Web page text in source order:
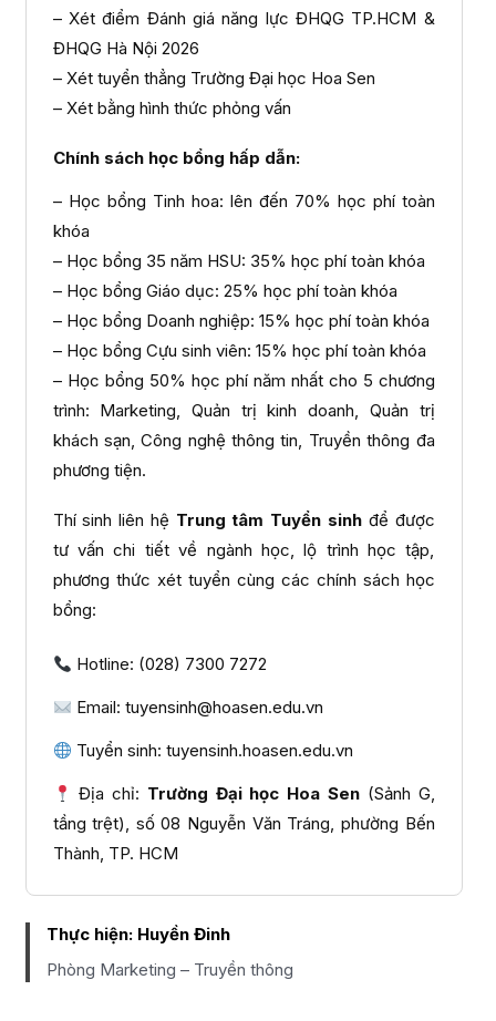
– Xét điểm Đánh giá năng lực ĐHQG TP.HCM &
ĐHQG Hà Nội 2026
– Xét tuyển thẳng Trường Đại học Hoa Sen
– Xét bằng hình thức phỏng vấn
Chính sách học bổng hấp dẫn:
– Học bổng Tinh hoa: lên đến 70% học phí toàn
khóa
– Học bổng 35 năm HSU: 35% học phí toàn khóa
– Học bổng Giáo dục: 25% học phí toàn khóa
– Học bổng Doanh nghiệp: 15% học phí toàn khóa
– Học bổng Cựu sinh viên: 15% học phí toàn khóa
– Học bổng 50% học phí năm nhất cho 5 chương
trình: Marketing, Quản trị kinh doanh, Quản trị
khách sạn, Công nghệ thông tin, Truyền thông đa
phương tiện.
Thí sinh liên hệ Trung tâm Tuyển sinhđể được
tư vấn chi tiết về ngành học, lộ trình học tập,
phương thức xét tuyển cùng các chính sách học
bổng:
Hotline: (028) 7300 7272
Email: tuyensinh@hoasen.edu.vn
Tuyển sinh: tuyensinh.hoasen.edu.vn
Địa chỉ: Trường Đại học Hoa Sen(Sảnh G,
tầng trệt), số 08 Nguyễn Văn Tráng, phường Bến
Thành, TP. HCM
Thực hiện: Huyền Đinh
Phòng Marketing – Truyền thông